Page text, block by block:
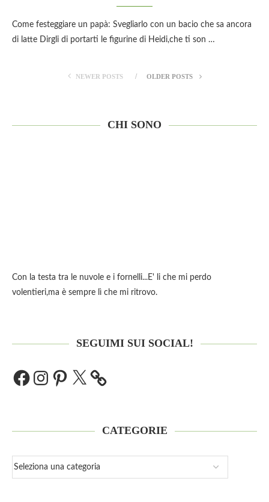
Come festeggiare un papà: Svegliarlo con un bacio che sa ancora
di latte Dirgli di portarti le figurine di Heidi,che ti son …
NEWER POSTS OLDER POSTS
CHI SONO
Con la testa tra le nuvole e i fornelli...E' li che mi perdo
volentieri,ma è sempre lì che mi ritrovo.
SEGUIMI SUI SOCIAL!
CATEGORIE